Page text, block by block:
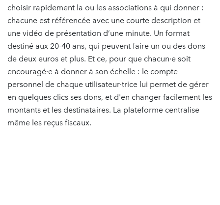
choisir rapidement la ou les associations à qui donner :
chacune est référencée avec une courte description et
une vidéo de présentation d’une minute. Un format
destiné aux 20-40 ans, qui peuvent faire un ou des dons
de deux euros et plus. Et ce, pour que chacun·e soit
encouragé·e à donner à son échelle : le compte
personnel de chaque utilisateur·trice lui permet de gérer
en quelques clics ses dons, et d'en changer facilement les
montants et les destinataires. La plateforme centralise
même les reçus fiscaux.